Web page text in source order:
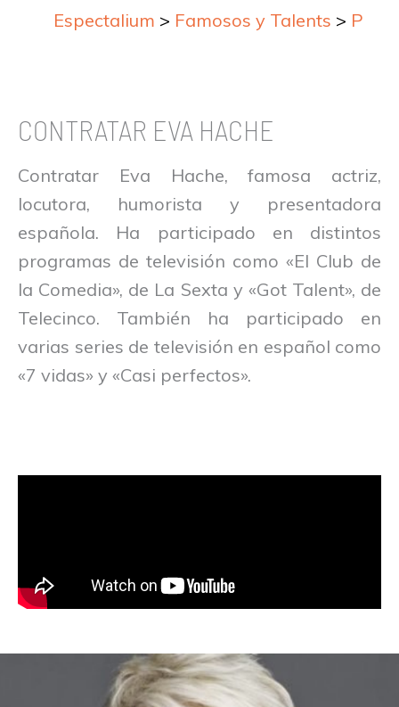
Espectalium > Famosos y Talents >
CONTRATAR EVA HACHE
Contratar Eva Hache, famosa actriz,
locutora, humorista y presentadora
española. Ha participado en distintos
programas de televisión como «El Club de
la Comedia», de La Sexta y «Got Talent», de
Telecinco. También ha participado en
varias series de televisión en español como
«7 vidas» y «Casi perfectos».